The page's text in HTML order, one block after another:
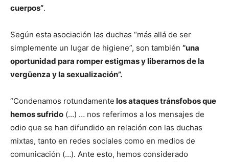
cuerpos”.
Según esta asociación las duchas “más allá de ser
simplemente un lugar de higiene”, son también “una
oportunidad para romper estigmas y liberarnos de la
vergüenza y la sexualización”.
“Condenamos rotundamente los ataques tránsfobos que
hemos sufrido (…) … nos referimos a los mensajes de
odio que se han difundido en relación con las duchas
mixtas, tanto en redes sociales como en medios de
comunicación (…). Ante esto, hemos considerado